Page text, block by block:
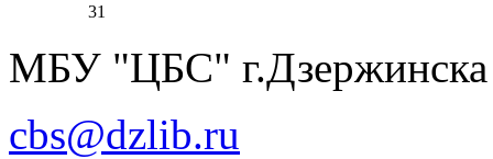
31
МБУ "ЦБС" г.Дзержинска
cbs@dzlib.ru